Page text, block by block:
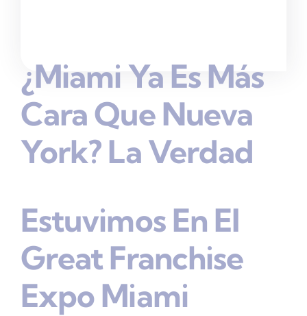
¿Miami Ya Es Más
Cara Que Nueva
York? La Verdad
Estuvimos En El
Great Franchise
Expo Miami